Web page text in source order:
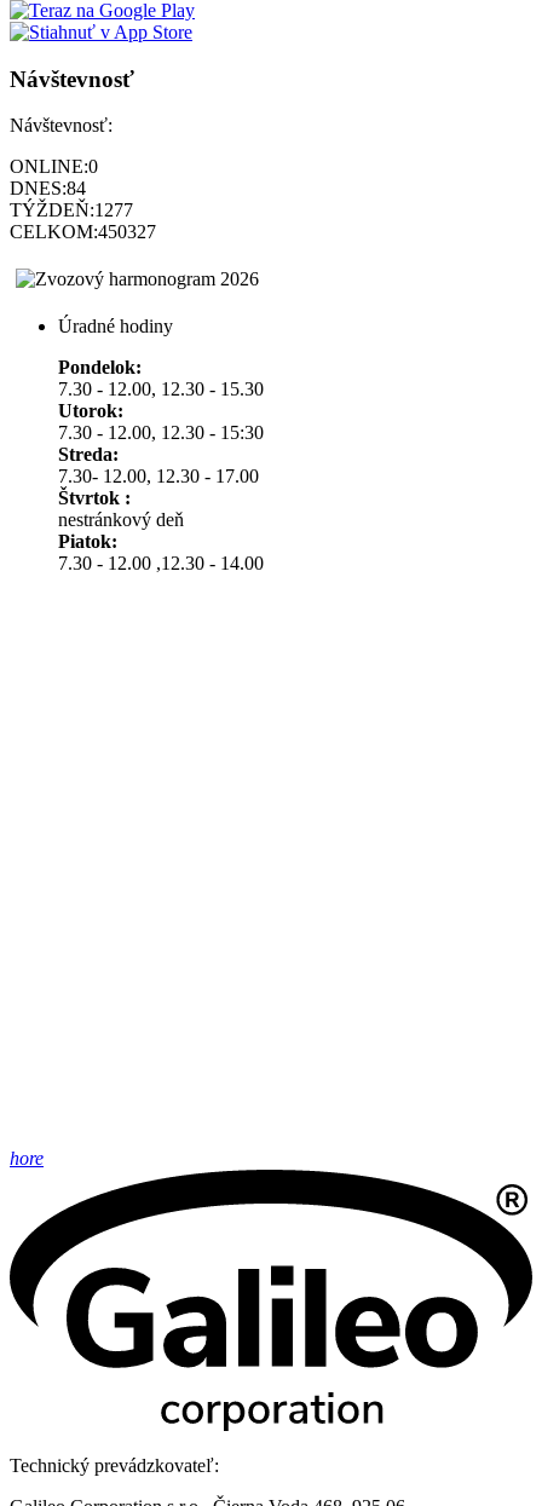
Návštevnosť
Návštevnosť:
ONLINE:0
DNES:84
TÝŽDEŇ:1277
CELKOM:450327
Úradné hodiny
Pondelok:
7.30 - 12.00, 12.30 - 15.30
Utorok:
7.30 - 12.00, 12.30 - 15:30
Streda:
7.30- 12.00, 12.30 - 17.00
Štvrtok :
nestránkový deň
Piatok:
7.30 - 12.00 ,12.30 - 14.00
hore
Technický prevádzkovateľ: